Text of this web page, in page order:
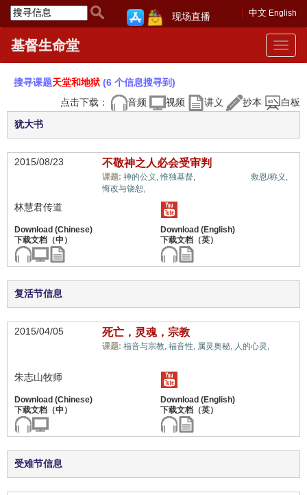
中文 English
现场直播
Toggle
基督生命堂
搜寻课题天堂和地狱 (6 个信息搜寻到)
点击下载：
音频 视频 讲义 抄本 白板
犹大书
2015/08/23 不敬神之人必会受审判
课题: 神的公义,惟独基督,
救恩/称义,
悔改与饶恕,
林慧君传道
复活节信息
2015/04/05 死亡，灵魂，宗教
课题: 福音与宗教, 福音性, 属灵奥秘, 人的心灵,
朱志山牧师
受难节信息